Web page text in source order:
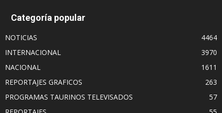
Categoría popular
NOTICIAS
4464
INTERNACIONAL
3970
NACIONAL
1611
REPORTAJES GRAFICOS
263
PROGRAMAS TAURINOS TELEVISADOS
57